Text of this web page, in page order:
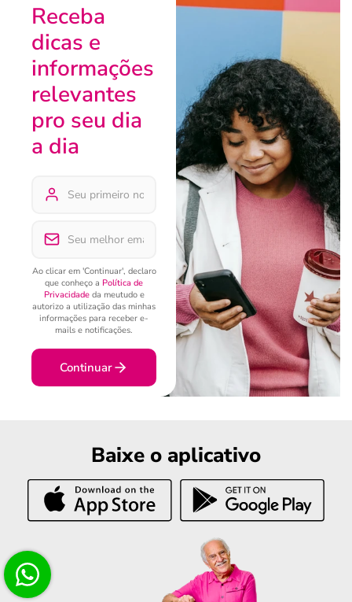
Receba
dicas e
informações
relevantes
pro seu dia
a dia
Ao clicar em 'Continuar', declaro
que conheço a Política de
Privacidadeda meutudo e
autorizo a utilização das minhas
informações para receber e-
mails e notificações.
Continuar
Baixe o aplicativo